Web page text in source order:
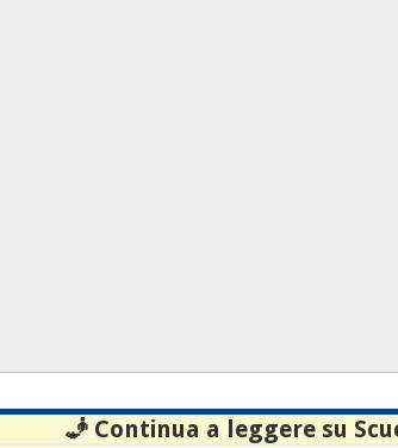
🧞 Continua a leggere su